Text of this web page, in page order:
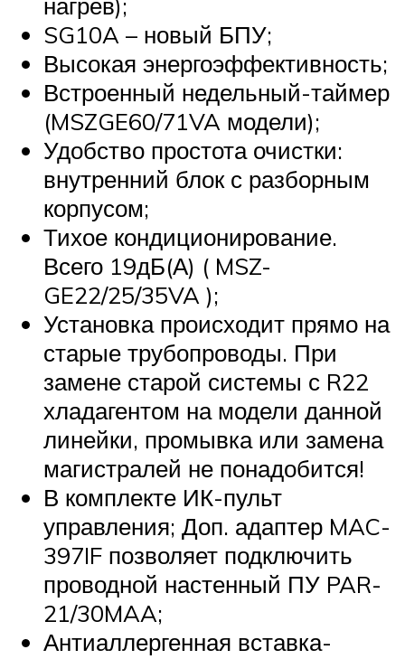
SG10A – новый БПУ;
Высокая энергоэффективность;
Встроенный недельный-таймер
(MSZGE60/71VA модели);
Удобство простота очистки:
внутренний блок с разборным
корпусом;
Тихое кондиционирование.
Всего 19дБ(А) ( MSZ-
GE22/25/35VA );
Установка происходит прямо на
старые трубопроводы. При
замене старой системы с R22
хладагентом на модели данной
линейки, промывка или замена
магистралей не понадобится!
В комплекте ИК-пульт
управления; Доп. адаптер MAC-
397IF позволяет подключить
проводной настенный ПУ PAR-
21/30MAA;
Антиаллергенная вставка-